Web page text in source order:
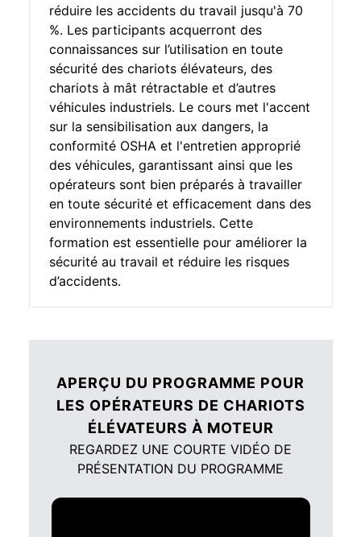
réduire les accidents du travail jusqu'à 70
%. Les participants acquerront des
connaissances sur l’utilisation en toute
sécurité des chariots élévateurs, des
chariots à mât rétractable et d’autres
véhicules industriels. Le cours met l'accent
sur la sensibilisation aux dangers, la
conformité OSHA et l'entretien approprié
des véhicules, garantissant ainsi que les
opérateurs sont bien préparés à travailler
en toute sécurité et efficacement dans des
environnements industriels. Cette
formation est essentielle pour améliorer la
sécurité au travail et réduire les risques
d’accidents.
APERÇU DU PROGRAMME POUR
LES OPÉRATEURS DE CHARIOTS
ÉLÉVATEURS À MOTEUR
REGARDEZ UNE COURTE VIDÉO DE
PRÉSENTATION DU PROGRAMME